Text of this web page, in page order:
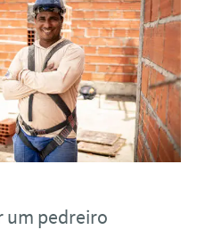
um pedreiro